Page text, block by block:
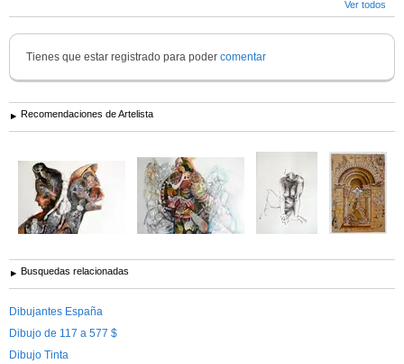
Ver todos
Tienes que estar registrado para poder comentar
Recomendaciones de Artelista
Busquedas relacionadas
Dibujantes España
Dibujo de 117 a 577 $
Dibujo Tinta